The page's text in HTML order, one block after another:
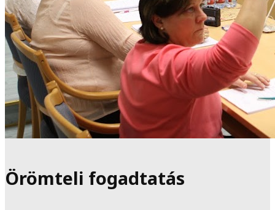
Örömteli fogadtatás